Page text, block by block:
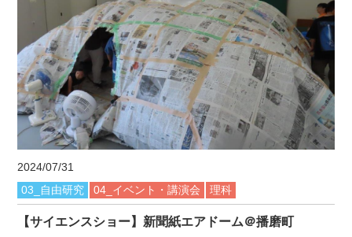
2024/07/31
03_自由研究
04_イベント・講演会 理科
【サイエンスショー】新聞紙エアドーム＠播磨町